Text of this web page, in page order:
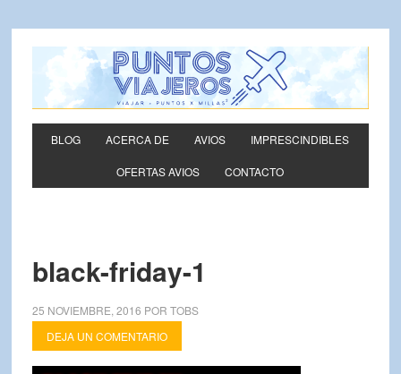
BLOG ACERCA DE AVIOS IMPRESCINDIBLES
OFERTAS AVIOS CONTACTO
black-friday-1
25 NOVIEMBRE, 2016 POR TOBS
DEJA UN COMENTARIO